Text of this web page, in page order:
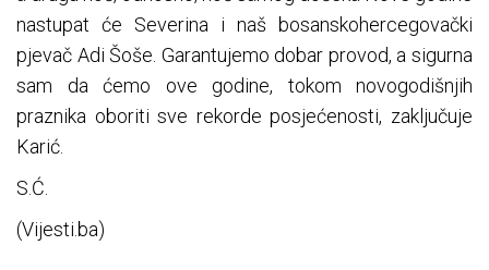
nastupat će Severina i naš bosanskohercegovački
pjevač Adi Šoše. Garantujemo dobar provod, a sigurna
sam da ćemo ove godine, tokom novogodišnjih
praznika oboriti sve rekorde posjećenosti, zaključuje
Karić.
S.Ć.
(Vijesti.ba)